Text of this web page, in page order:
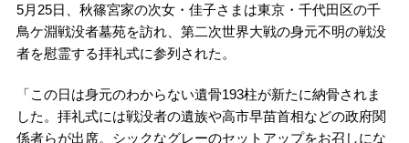
5月25日、秋篠宮家の次女・佳子さまは東京・千代田区の千
鳥ケ淵戦没者墓苑を訪れ、第二次世界大戦の身元不明の戦没
者を慰霊する拝礼式に参列された。
「この日は身元のわからない遺骨193柱が新たに納骨されま
した。拝礼式には戦没者の遺族や高市早苗首相などの政府関
係者らが出席。シックなグレーのセットアップをお召しにな